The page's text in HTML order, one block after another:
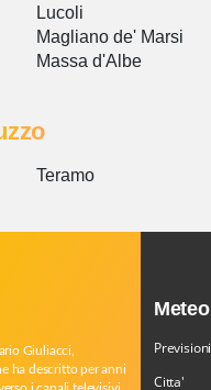
Lucoli
Magliano de' Marsi
Massa d'Albe
Teramo
Giuliacci,
ha descritto per anni
Meteo
Previsioni
Citta'